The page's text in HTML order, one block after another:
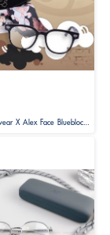
New Balance Eyewear X Alex Face Blueblock Glasses Limited Edition